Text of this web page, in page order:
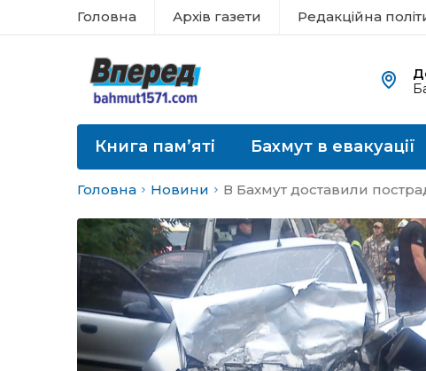
Головна Архів газети Редакційна
Книга пам’яті Бахмут в евакуації
Головна Новини В Бахмут доставили